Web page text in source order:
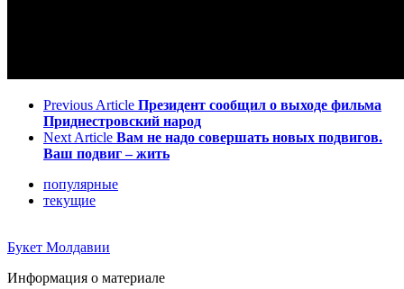
Previous Article Президент сообщил о выходе фильма
Приднестровский народ
Next Article Вам не надо совершать новых подвигов.
Ваш подвиг – жить
популярные
текущие
Букет Молдавии
Информация о материале